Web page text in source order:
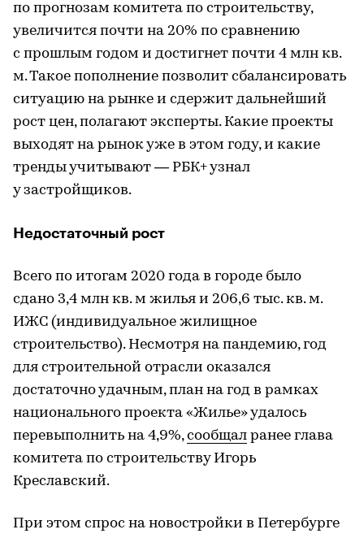
по прогнозам комитета по строительству,
увеличится почти на 20% по сравнению
с прошлым годом и достигнет почти 4 млн кв.
м. Такое пополнение позволит сбалансировать
ситуацию на рынке и сдержит дальнейший
рост цен, полагают эксперты. Какие проекты
выходят на рынок уже в этом году, и какие
тренды учитывают — РБК+ узнал
у застройщиков.
Недостаточный рост
Всего по итогам 2020 года в городе было
сдано 3,4 млн кв. м жилья и 206,6 тыс. кв. м.
ИЖС (индивидуальное жилищное
строительство). Несмотря на пандемию, год
для строительной отрасли оказался
достаточно удачным, план на год в рамках
национального проекта «Жилье» удалось
перевыполнить на 4,9%,сообщал ранее глава
комитета по строительству Игорь
Креславский.
При этом спрос на новостройки в Петербурге